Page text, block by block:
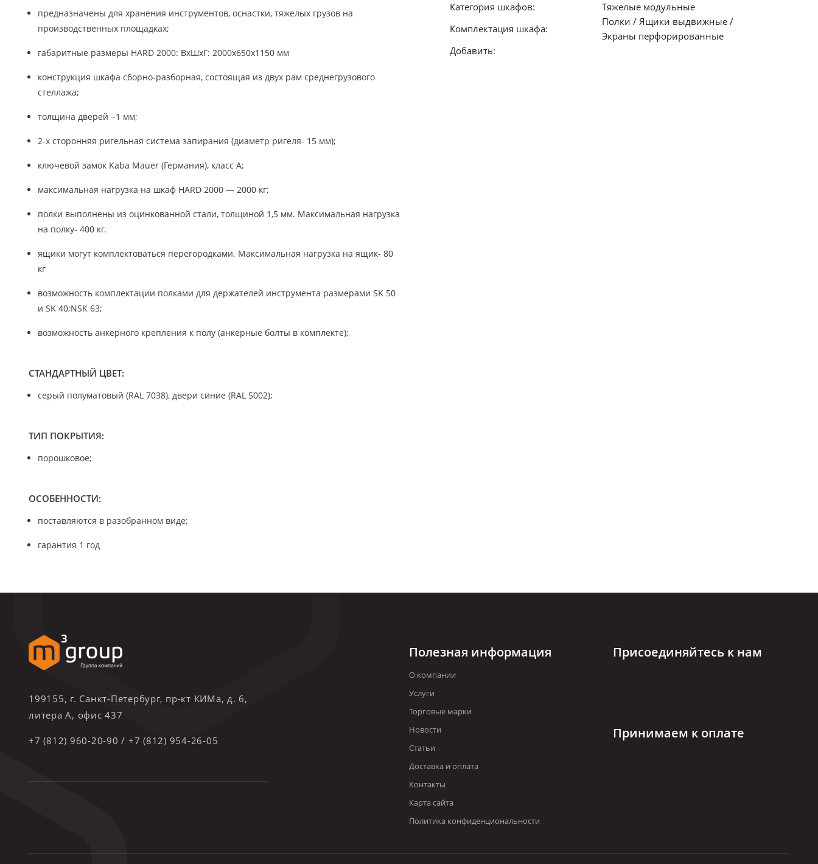
предназначены для хранения инструментов, оснастки, тяжелых грузов на
производственных площадках;
габаритные размеры HARD 2000: ВхШхГ: 2000х650х1150 мм
конструкция шкафа сборно-разборная, состоящая из двух рам среднегрузового
стеллажа;
толщина дверей −1 мм;
2-х сторонняя ригельная система запирания (диаметр ригеля- 15 мм);
ключевой замок Kaba Mauer (Германия), класс A;
максимальная нагрузка на шкаф HARD 2000 — 2000 кг;
полки выполнены из оцинкованной стали, толщиной 1,5 мм. Максимальная нагрузка
на полку- 400 кг.
ящики могут комплектоваться перегородками. Максимальная нагрузка на ящик- 80
кг
возможность комплектации полками для держателей инструмента размерами SK 50
и SK 40;NSK 63;
возможность анкерного крепления к полу (анкерные болты в комплекте);
СТАНДАРТНЫЙ ЦВЕТ:
серый полуматовый (RAL 7038), двери синие (RAL 5002);
ТИП ПОКРЫТИЯ:
порошковое;
ОСОБЕННОСТИ:
поставляются в разобранном виде;
гарантия 1 год
Категория шкафов:
Тяжелые модульные
Комплектация шкафа:
Полки / Ящики выдвижные /
Экраны перфорированные
Добавить:
199155, г. Санкт-Петербург, пр-кт КИМа, д. 6,
литера А, офис 437
+7 (812) 960-20-90 / +7 (812) 954-26-05
Полезная информация
О компании
Услуги
Торговые марки
Новости
Статьи
Доставка и оплата
Контакты
Карта сайта
Политика конфиденциональности
Присоединяйтесь к нам
Принимаем к оплате